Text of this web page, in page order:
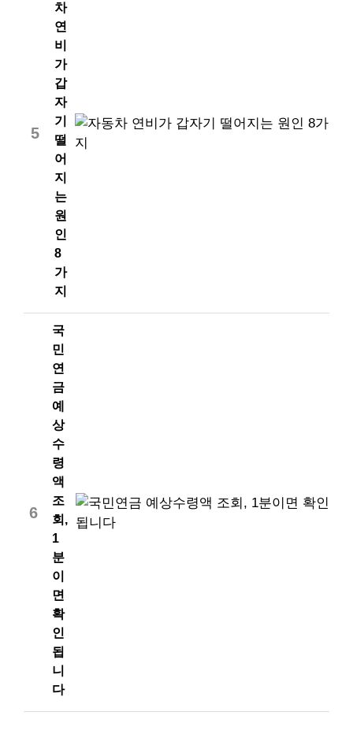
5
차
연
비
가
갑
자
기
떨
어
지
는
원
인
8
가
지
6
국
민
연
금
예
상
수
령
액
조
회,
1
분
이
면
확
인
됩
니
다